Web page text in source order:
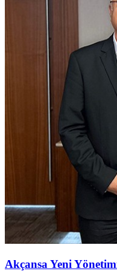
Akçansa Yeni